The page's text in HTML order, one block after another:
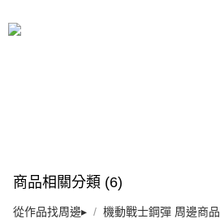
商品相關分類 (6)
從作品找周邊▸ 機動戰士鋼彈 周邊商品